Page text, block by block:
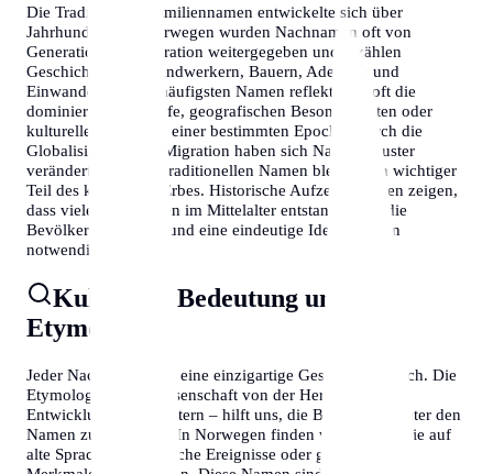
Die Tradition der Familiennamen entwickelte sich über
Jahrhunderte. In Norwegen wurden Nachnamen oft von
Generation zu Generation weitergegeben und erzählen
Geschichten von Handwerkern, Bauern, Adeligen und
Einwanderern. Die häufigsten Namen reflektieren oft die
dominierenden Berufe, geografischen Besonderheiten oder
kulturellen Einflüsse einer bestimmten Epoche. Durch die
Globalisierung und Migration haben sich Namensmuster
verändert, doch die traditionellen Namen bleiben ein wichtiger
Teil des kulturellen Erbes. Historische Aufzeichnungen zeigen,
dass viele Nachnamen im Mittelalter entstanden, als die
Bevölkerung wuchs und eine eindeutige Identifikation
notwendig wurde.
Kulturelle Bedeutung und
Etymologie
Jeder Nachname trägt eine einzigartige Geschichte in sich. Die
Etymologie – die Wissenschaft von der Herkunft und
Entwicklung von Wörtern – hilft uns, die Bedeutung hinter den
Namen zu verstehen. In Norwegen finden wir Namen, die auf
alte Sprachen, historische Ereignisse oder geografische